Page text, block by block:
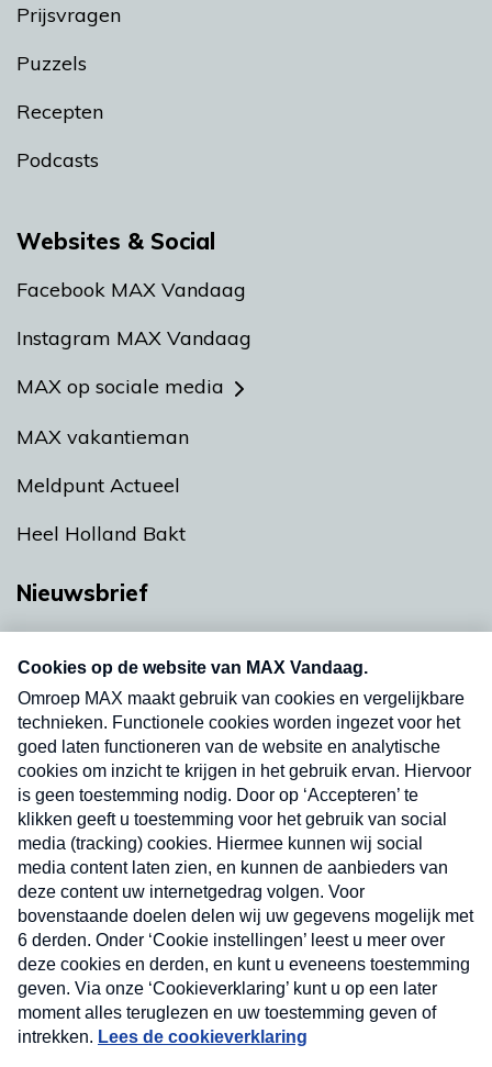
Prijsvragen
Puzzels
Recepten
Podcasts
Websites & Social
Facebook MAX Vandaag
Instagram MAX Vandaag
MAX op sociale media
MAX vakantieman
Meldpunt Actueel
Heel Holland Bakt
Nieuwsbrief
Neem hier een gratis abonnement op onze
nieuwsbrief. Elke vrijdag- en dinsdagochtend in
uw mailbox.
Verzend
Nieuwsbrief
Neem hier een gratis abonnement op onze
nieuwsbrief. Elke vrijdag- en dinsdagochtend in uw